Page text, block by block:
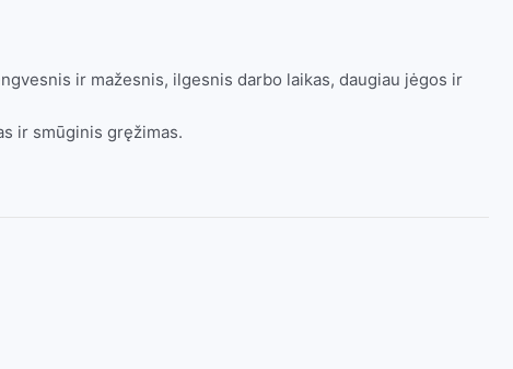
ir mažesnis, ilgesnis darbo laikas, daugiau jėgos ir
ir smūginis gręžimas.